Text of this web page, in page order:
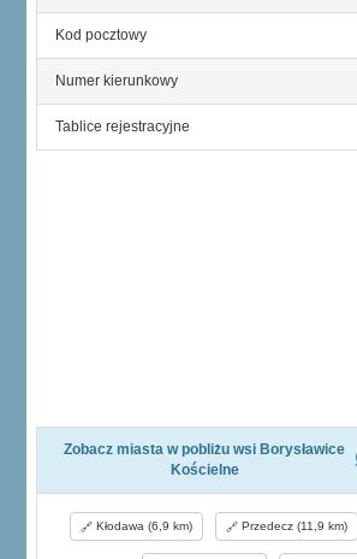
Kod pocztowy
Numer kierunkowy
Tablice rejestracyjne
Zobacz miasta w pobliżu wsi Borysławice
Kościelne
Kłodawa (6,9 km) Przedecz (11,9 km)